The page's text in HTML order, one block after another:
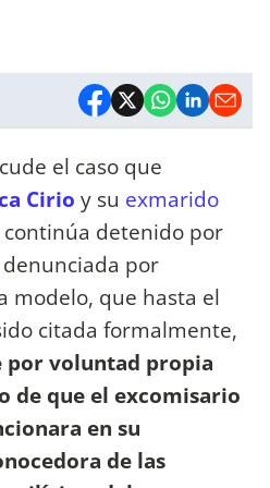
el caso que
Cirio y su exmarido
detenido por
por
modelo, que hasta el
citada formalmente,
por voluntad propia
de que el excomisario
en su
de las